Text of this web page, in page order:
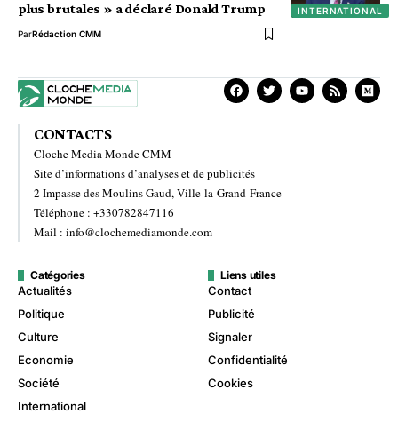
INTERNATIONAL
plus brutales » a déclaré Donald Trump
ParRédaction CMM
CONTACTS
Cloche Media Monde CMM
Site d’informations d’analyses et de publicités
2 Impasse des Moulins Gaud, Ville-la-Grand France
Téléphone : +330782847116
Mail : info@clochemediamonde.com
Catégories
Actualités
Politique
Culture
Economie
Société
International
Liens utiles
Contact
Publicité
Signaler
Confidentialité
Cookies